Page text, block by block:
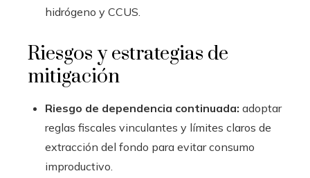
hidrógeno y CCUS.
Riesgos y estrategias de
mitigación
Riesgo de dependencia continuada: adoptar
reglas fiscales vinculantes y límites claros de
extracción del fondo para evitar consumo
improductivo.